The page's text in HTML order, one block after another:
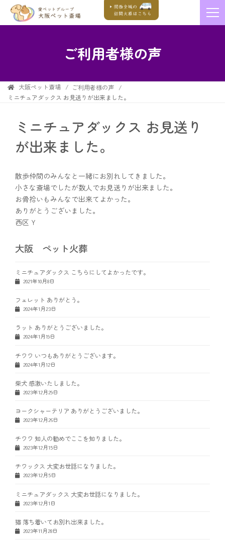
ご利用者様の声
大阪ペット斎場
ご利用者様の声
ミニチュアダックス お見送りが出来ました。
ミニチュアダックス お見送り
が出来ました。
散歩仲間のみんなと一緒にお別れしてきました。
小さな斎場でしたが数人でお見送りが出来ました。
お骨拾いもみんなで出来てよかった。
ありがとうございました。
西区 Y
大阪 ペット火葬
ミニチュアダックス こちらにしてよかったです。
2021年10月8日
フェレット ありがとう。
2024年1月23日
ラット ありがとうございました。
2024年1月19日
チワワ いつもありがとうございます。
2024年1月12日
柴犬 感激いたしました。
2023年12月29日
ヨークシャーテリア ありがとうございました。
2023年12月26日
チワワ 知人の勧めでここを知りました。
2023年12月15日
チワックス 大変お世話になりました。
2023年12月5日
ミニチュアダックス 大変お世話になりました。
2023年12月1日
猫 落ち着いてお別れ出来ました。
2023年11月28日